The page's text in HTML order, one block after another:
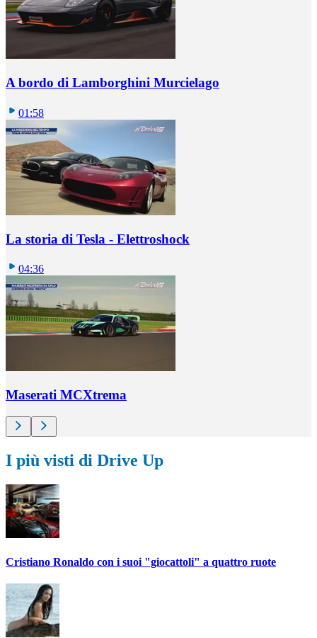
A bordo di Lamborghini Murcielago
01:58
La storia di Tesla - Elettroshock
04:36
Maserati MCXtrema
I più visti di Drive Up
Cristiano Ronaldo con i suoi "giocattoli" a quattro ruote